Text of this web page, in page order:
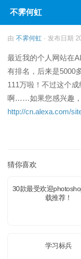
跳至内容
不霁何虹
由 不霁何虹 · 发布日期
最近我的个人网站在
有排名，后来是5000
111万啦！不过这个
啊……如果您感兴趣，
http://cn.alexa.com/
猜你喜欢
30款最受欢迎
载推荐！
学习标兵